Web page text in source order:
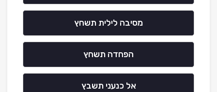
מסיבה לילית תשחץ
הפחדה תשחץ
אל כנעני תשבץ